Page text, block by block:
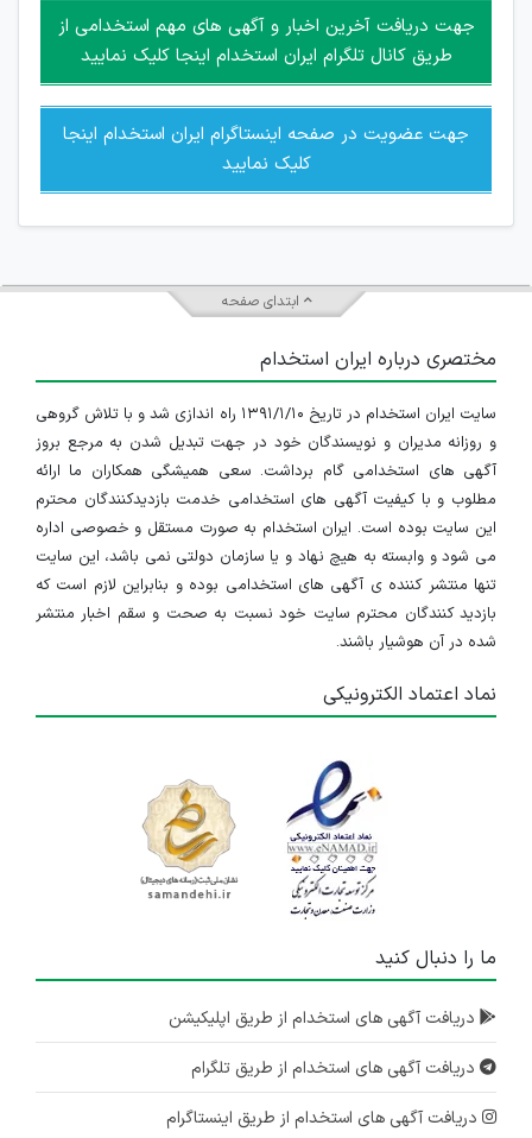
امکان هماهنگی برای هرگونه ملاقات حضوری چه به صورت دسته
جمعی و چه فردی توسط کاربران سایت وجود ندارد.
جهت دریافت آخرین اخبار و آگهی های مهم استخدامی از
طریق کانال تلگرام ایران استخدام اینجا کلیک نمایید
جهت عضویت در صفحه اینستاگرام ایران استخدام اینجا
کلیک نمایید
ابتدای صفحه
مختصری درباره ایران استخدام
سایت ایران استخدام در تاریخ ۱۳۹۱/۱/۱۰ راه اندازی شد و با تلاش گروهی
و روزانه مدیران و نویسندگان خود در جهت تبدیل شدن به مرجع بروز
آگهی های استخدامی گام برداشت. سعی همیشگی همکاران ما ارائه
مطلوب و با کیفیت آگهی های استخدامی خدمت بازدیدکنندگان محترم
این سایت بوده است. ایران استخدام به صورت مستقل و خصوصی اداره
می شود و وابسته به هیچ نهاد و یا سازمان دولتی نمی باشد، این سایت
تنها منتشر کننده ی آگهی های استخدامی بوده و بنابراین لازم است که
بازدید کنندگان محترم سایت خود نسبت به صحت و سقم اخبار منتشر
شده در آن هوشیار باشند.
نماد اعتماد الکترونیکی
ما را دنبال کنید
دریافت آگهی های استخدام از طریق اپلیکیشن
دریافت آگهی های استخدام از طریق تلگرام
دریافت آگهی های استخدام از طریق اینستاگرام